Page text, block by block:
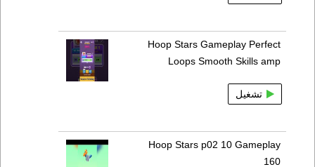
Hoop Stars Gameplay Perfect
Loops Smooth Skills amp
تشغيل
Hoop Stars p02 10 Gameplay
160